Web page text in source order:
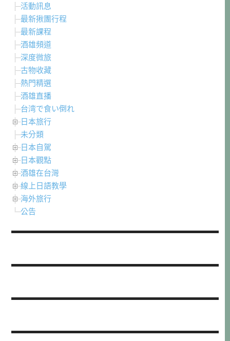
活動訊息
最新揪團行程
最新課程
酒雄頻道
深度微旅
古物收藏
熱門精選
酒雄直播
台湾で食い倒れ
日本旅行
未分類
日本自駕
日本觀點
酒雄在台灣
線上日語教學
海外旅行
公告